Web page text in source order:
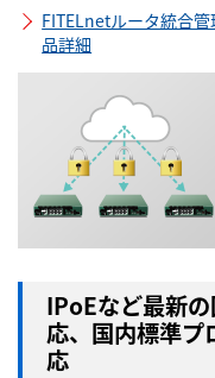
FITELnetルータ統合
品詳細
IPoEなど最新
応、国内標準プ
応